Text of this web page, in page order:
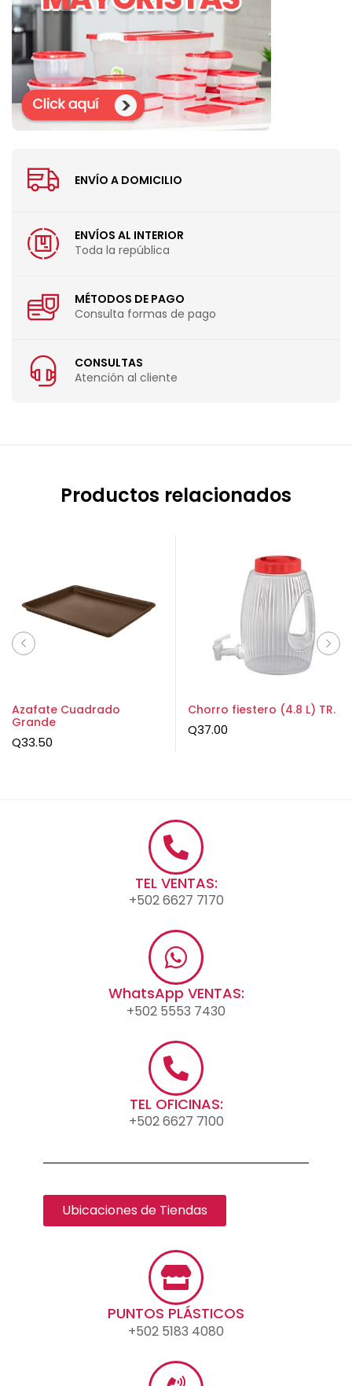
ENVÍO A DOMICILIO
ENVÍOS AL INTERIOR
Toda la república
MÉTODOS DE PAGO
Consulta formas de pago
CONSULTAS
Atención al cliente
Productos relacionados
Azafate Cuadrado
Grande
Q33.50
Chorro fiestero (4.8 L) TR.
Q37.00
TEL VENTAS:
+502 6627 7170
WhatsApp VENTAS:
+502 5553 7430
TEL OFICINAS:
+502 6627 7100
Ubicaciones de Tiendas
PUNTOS PLÁSTICOS
+502 5183 4080